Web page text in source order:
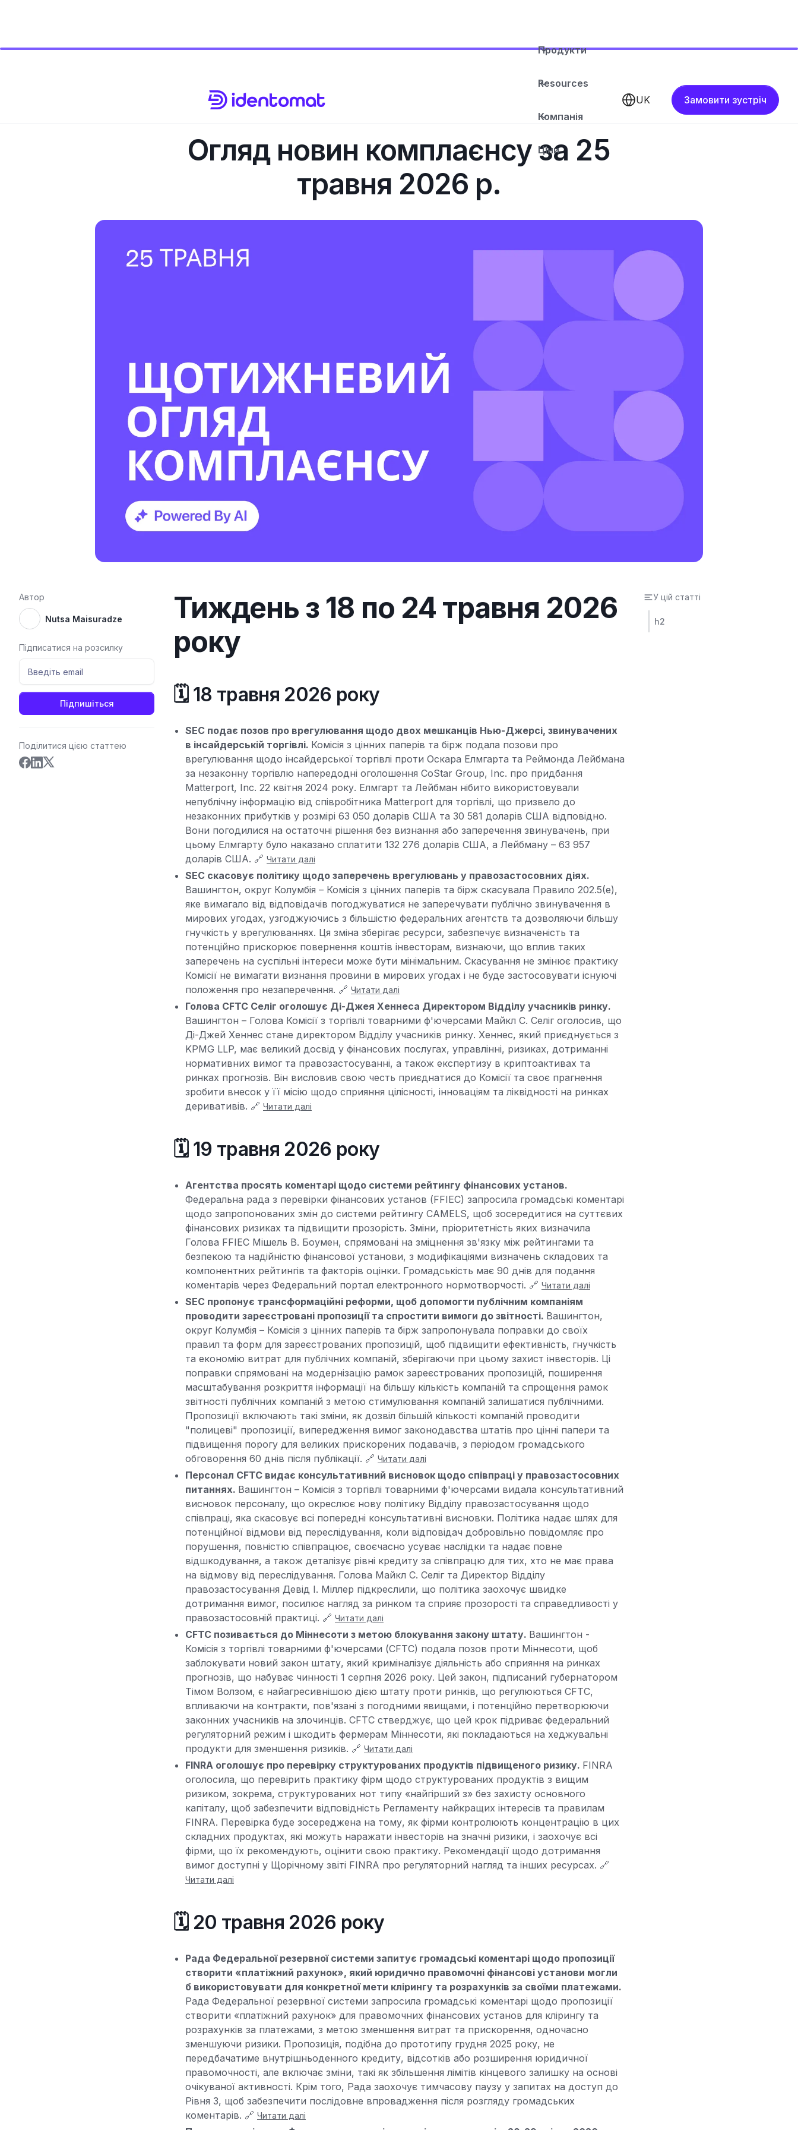
Продукти
Resources
Компанія
Ціни
UK Замовити зустріч
Огляд новин комплаєнсу за 25
травня 2026 р.
Автор
Nutsa Maisuradze
Підписатися на розсилку
Поділитися цією статтею
Тиждень з 18 по 24 травня 2026
року
🗓️ 18 травня 2026 року
SEC подає позов про врегулювання щодо двох мешканців Нью-Джерсі, звинувачених
в інсайдерській торгівлі. Комісія з цінних паперів та бірж подала позови про
врегулювання щодо інсайдерської торгівлі проти Оскара Елмгарта та Реймонда Лейбмана
за незаконну торгівлю напередодні оголошення CoStar Group, Inc. про придбання
Matterport, Inc. 22 квітня 2024 року. Елмгарт та Лейбман нібито використовували
непублічну інформацію від співробітника Matterport для торгівлі, що призвело до
незаконних прибутків у розмірі 63 050 доларів США та 30 581 доларів США відповідно.
Вони погодилися на остаточні рішення без визнання або заперечення звинувачень, при
цьому Елмгарту було наказано сплатити 132 276 доларів США, а Лейбману – 63 957
доларів США. 🔗 Читати далі
SEC скасовує політику щодо заперечень врегулювань у правозастосовних діях.
Вашингтон, округ Колумбія – Комісія з цінних паперів та бірж скасувала Правило 202.5(e),
яке вимагало від відповідачів погоджуватися не заперечувати публічно звинувачення в
мирових угодах, узгоджуючись з більшістю федеральних агентств та дозволяючи більшу
гнучкість у врегулюваннях. Ця зміна зберігає ресурси, забезпечує визначеність та
потенційно прискорює повернення коштів інвесторам, визнаючи, що вплив таких
заперечень на суспільні інтереси може бути мінімальним. Скасування не змінює практику
Комісії не вимагати визнання провини в мирових угодах і не буде застосовувати існуючі
положення про незаперечення. 🔗 Читати далі
Голова CFTC Селіг оголошує Ді-Джея Хеннеса Директором Відділу учасників ринку.
Вашингтон – Голова Комісії з торгівлі товарними ф'ючерсами Майкл С. Селіг оголосив, що
Ді-Джей Хеннес стане директором Відділу учасників ринку. Хеннес, який приєднується з
KPMG LLP, має великий досвід у фінансових послугах, управлінні, ризиках, дотриманні
нормативних вимог та правозастосуванні, а також експертизу в криптоактивах та
ринках прогнозів. Він висловив свою честь приєднатися до Комісії та своє прагнення
зробити внесок у її місію щодо сприяння цілісності, інноваціям та ліквідності на ринках
деривативів. 🔗 Читати далі
🗓️ 19 травня 2026 року
Агентства просять коментарі щодо системи рейтингу фінансових установ.
Федеральна рада з перевірки фінансових установ (FFIEC) запросила громадські коментарі
щодо запропонованих змін до системи рейтингу CAMELS, щоб зосередитися на суттєвих
фінансових ризиках та підвищити прозорість. Зміни, пріоритетність яких визначила
Голова FFIEC Мішель В. Боумен, спрямовані на зміцнення зв'язку між рейтингами та
безпекою та надійністю фінансової установи, з модифікаціями визначень складових та
компонентних рейтингів та факторів оцінки. Громадськість має 90 днів для подання
коментарів через Федеральний портал електронного нормотворчості. 🔗 Читати далі
SEC пропонує трансформаційні реформи, щоб допомогти публічним компаніям
проводити зареєстровані пропозиції та спростити вимоги до звітності. Вашингтон,
округ Колумбія – Комісія з цінних паперів та бірж запропонувала поправки до своїх
правил та форм для зареєстрованих пропозицій, щоб підвищити ефективність, гнучкість
та економію витрат для публічних компаній, зберігаючи при цьому захист інвесторів. Ці
поправки спрямовані на модернізацію рамок зареєстрованих пропозицій, поширення
масштабування розкриття інформації на більшу кількість компаній та спрощення рамок
звітності публічних компаній з метою стимулювання компаній залишатися публічними.
Пропозиції включають такі зміни, як дозвіл більшій кількості компаній проводити
"полицеві" пропозиції, випередження вимог законодавства штатів про цінні папери та
підвищення порогу для великих прискорених подавачів, з періодом громадського
обговорення 60 днів після публікації. 🔗 Читати далі
Персонал CFTC видає консультативний висновок щодо співпраці у правозастосовних
питаннях. Вашингтон – Комісія з торгівлі товарними ф'ючерсами видала консультативний
висновок персоналу, що окреслює нову політику Відділу правозастосування щодо
співпраці, яка скасовує всі попередні консультативні висновки. Політика надає шлях для
потенційної відмови від переслідування, коли відповідач добровільно повідомляє про
порушення, повністю співпрацює, своєчасно усуває наслідки та надає повне
відшкодування, а також деталізує рівні кредиту за співпрацю для тих, хто не має права
на відмову від переслідування. Голова Майкл С. Селіг та Директор Відділу
правозастосування Девід І. Міллер підкреслили, що політика заохочує швидке
дотримання вимог, посилює нагляд за ринком та сприяє прозорості та справедливості у
правозастосовній практиці. 🔗 Читати далі
CFTC позивається до Міннесоти з метою блокування закону штату. Вашингтон -
Комісія з торгівлі товарними ф'ючерсами (CFTC) подала позов проти Міннесоти, щоб
заблокувати новий закон штату, який криміналізує діяльність або сприяння на ринках
прогнозів, що набуває чинності 1 серпня 2026 року. Цей закон, підписаний губернатором
Тімом Волзом, є найагресивнішою дією штату проти ринків, що регулюються CFTC,
впливаючи на контракти, пов'язані з погодними явищами, і потенційно перетворюючи
законних учасників на злочинців. CFTC стверджує, що цей крок підриває федеральний
регуляторний режим і шкодить фермерам Міннесоти, які покладаються на хеджувальні
продукти для зменшення ризиків. 🔗 Читати далі
FINRA оголошує про перевірку структурованих продуктів підвищеного ризику. FINRA
оголосила, що перевірить практику фірм щодо структурованих продуктів з вищим
ризиком, зокрема, структурованих нот типу «найгірший з» без захисту основного
капіталу, щоб забезпечити відповідність Регламенту найкращих інтересів та правилам
FINRA. Перевірка буде зосереджена на тому, як фірми контролюють концентрацію в цих
складних продуктах, які можуть наражати інвесторів на значні ризики, і заохочує всі
фірми, що їх рекомендують, оцінити свою практику. Рекомендації щодо дотримання
вимог доступні у Щорічному звіті FINRA про регуляторний нагляд та інших ресурсах. 🔗
Читати далі
🗓️ 20 травня 2026 року
Рада Федеральної резервної системи запитує громадські коментарі щодо пропозиції
створити «платіжний рахунок», який юридично правомочні фінансові установи могли
б використовувати для конкретної мети клірингу та розрахунків за своїми платежами.
Рада Федеральної резервної системи запросила громадські коментарі щодо пропозиції
створити «платіжний рахунок» для правомочних фінансових установ для клірингу та
розрахунків за платежами, з метою зменшення витрат та прискорення, одночасно
зменшуючи ризики. Пропозиція, подібна до прототипу грудня 2025 року, не
передбачатиме внутрішньоденного кредиту, відсотків або розширення юридичної
правомочності, але включає зміни, такі як збільшення лімітів кінцевого залишку на основі
очікуваної активності. Крім того, Рада заохочує тимчасову паузу у запитах на доступ до
Рівня 3, щоб забезпечити послідовне впровадження після розгляду громадських
коментарів. 🔗 Читати далі
У цій статті
h2